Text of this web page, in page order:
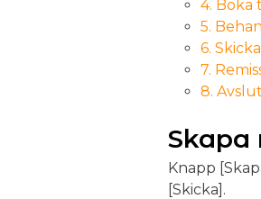
4. Boka
5.
6.
7.
8.
Skapa
Knapp
[Skicka].